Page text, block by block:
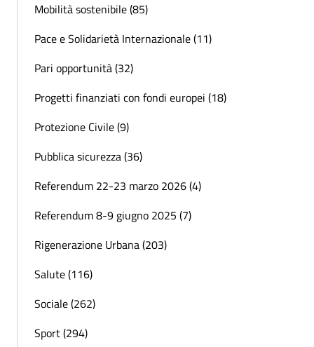
Mobilità sostenibile (85)
Pace e Solidarietà Internazionale (11)
Pari opportunità (32)
Progetti finanziati con fondi europei (18)
Protezione Civile (9)
Pubblica sicurezza (36)
Referendum 22-23 marzo 2026 (4)
Referendum 8-9 giugno 2025 (7)
Rigenerazione Urbana (203)
Salute (116)
Sociale (262)
Sport (294)